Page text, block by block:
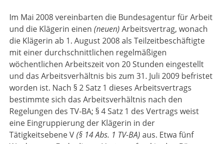
Im Mai 2008 vereinbarten die Bundesagentur für Arbeit
und die Klägerin einen (neuen) Arbeitsvertrag, wonach
die Klägerin ab 1. August 2008 als Teilzeitbeschäftigte
mit einer durchschnittlichen regelmäßigen
wöchentlichen Arbeitszeit von 20 Stunden eingestellt
und das Arbeitsverhältnis bis zum 31. Juli 2009 befristet
worden ist. Nach § 2 Satz 1 dieses Arbeitsvertrags
bestimmte sich das Arbeitsverhältnis nach den
Regelungen des TV-BA; § 4 Satz 1 des Vertrags weist
eine Eingruppierung der Klägerin in der
Tätigkeitsebene V(§ 14 Abs. 1 TV-BA) aus. Etwa fünf